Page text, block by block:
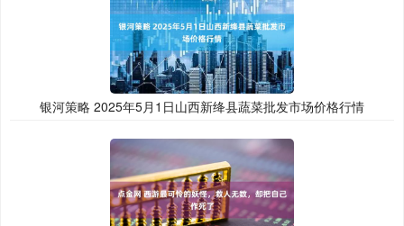
银河策略 2025年5月1日山西新绛县蔬菜批发市场价格行情